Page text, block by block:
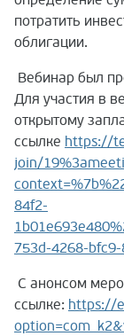
потратить
облигации.
Вебинар был
Для участия в
открытому
ссылке https://
join/
84f2-
753d-4268-
С анонсом
ссылке: https://